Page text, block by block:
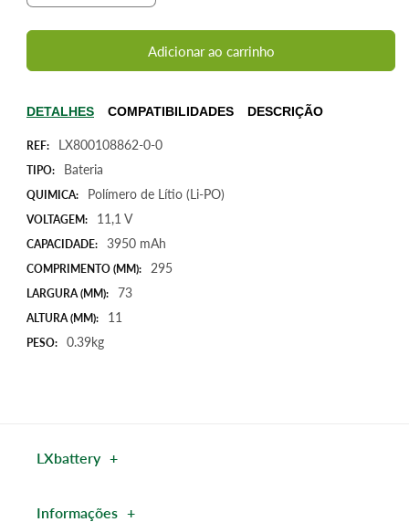
a
quantidade
Bateria
Asus
C31N1318,
11,1V
3950mAh
43,8Wh
a
quantidade
de
Bateria
Asus
C31N1318,
3950mAh
43,8Wh
Adicionar ao carrinho
DETALHES COMPATIBILIDADES DESCRIÇÃO
REF: LX800108862-0-0
TIPO: Bateria
QUIMICA: Polímero de Lítio (Li-PO)
VOLTAGEM: 11,1 V
CAPACIDADE: 3950 mAh
COMPRIMENTO (MM): 295
LARGURA (MM): 73
ALTURA (MM): 11
PESO: 0.39kg
LXbattery
Informações